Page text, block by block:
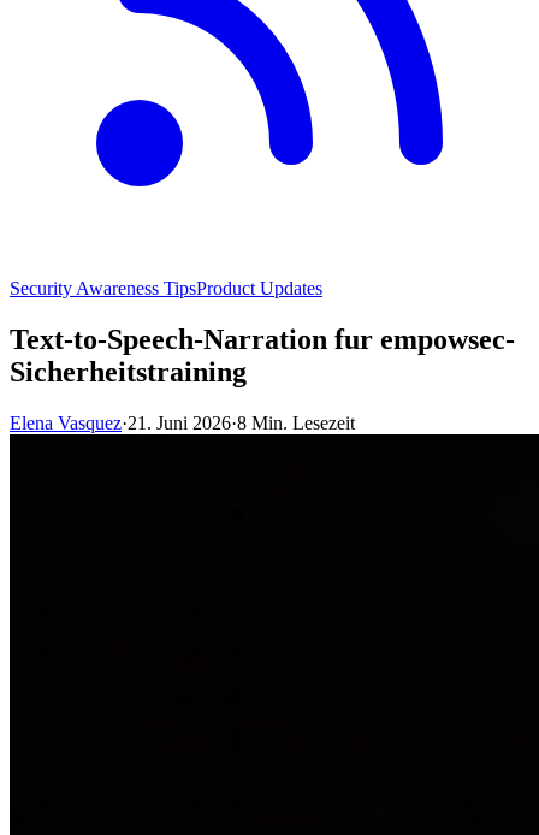
Security Awareness TipsProduct Updates
Text-to-Speech-Narration fur empowsec-
Sicherheitstraining
Elena Vasquez·21. Juni 2026·8 Min. Lesezeit